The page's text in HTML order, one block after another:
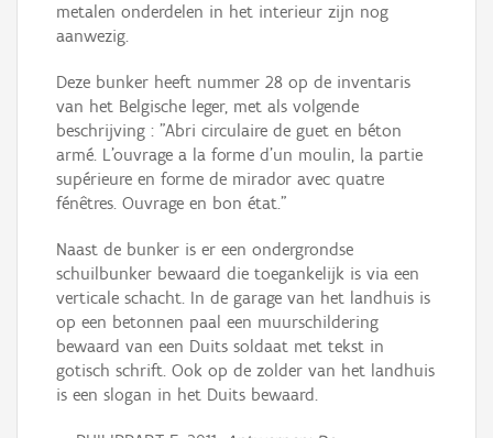
metalen onderdelen in het interieur zijn nog
aanwezig.
Deze bunker heeft nummer 28 op de inventaris
van het Belgische leger, met als volgende
beschrijving : "Abri circulaire de guet en béton
armé. L'ouvrage a la forme d'un moulin, la partie
supérieure en forme de mirador avec quatre
fénêtres. Ouvrage en bon état."
Naast de bunker is er een ondergrondse
schuilbunker bewaard die toegankelijk is via een
verticale schacht. In de garage van het landhuis is
op een betonnen paal een muurschildering
bewaard van een Duits soldaat met tekst in
gotisch schrift. Ook op de zolder van het landhuis
is een slogan in het Duits bewaard.